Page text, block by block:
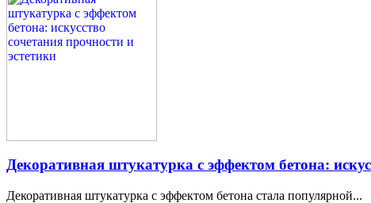
Декоративная штукатурка с эффектом бетона:
Декоративная штукатурка с эффектом бетона стала популярной...